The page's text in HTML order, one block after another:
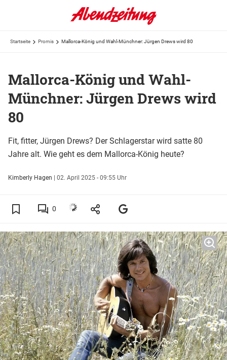
Startseite Promis Mallorca-König und Wahl-Münchner: Jürgen Drews wird 80
Mallorca-König und Wahl-
Münchner: Jürgen Drews wird
80
Fit, fitter, Jürgen Drews? Der Schlagerstar wird satte 80
Jahre alt. Wie geht es dem Mallorca-König heute?
Kimberly Hagen | 02. April 2025 - 09:55 Uhr
0